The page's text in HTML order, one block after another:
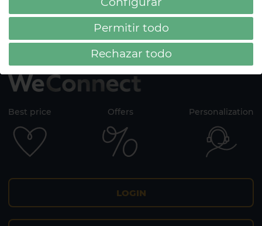
Best price Offers Personalization
LOGIN
Permitir todo
Rechazar todo